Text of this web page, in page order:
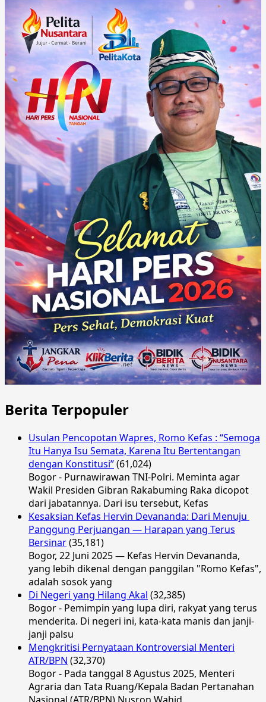
Berita Terpopuler
Usulan Pencopotan Wapres, Romo Kefas : “Semoga
Itu Hanya Isu Semata, Karena Itu Bertentangan
dengan Konstitusi”(61,024)
Bogor - Purnawirawan TNI-Polri. Meminta agar
Wakil Presiden Gibran Rakabuming Raka dicopot
dari jabatannya. Dari isu tersebut, Kefas
Kesaksian Kefas Hervin Devananda: Dari Menuju
Panggung Perjuangan — Harapan yang Terus
Bersinar(35,181)
Bogor, 22 Juni 2025 — Kefas Hervin Devananda,
yang lebih dikenal dengan panggilan "Romo Kefas",
adalah sosok yang
Di Negeri yang Hilang Akal (32,385)
Bogor - Pemimpin yang lupa diri, rakyat yang terus
menderita. Di negeri ini, kata-kata manis dan janji-
janji palsu
Mengkritisi Pernyataan Kontroversial Menteri
ATR/BPN (32,370)
Bogor - Pada tanggal 8 Agustus 2025, Menteri
Agraria dan Tata Ruang/Kepala Badan Pertanahan